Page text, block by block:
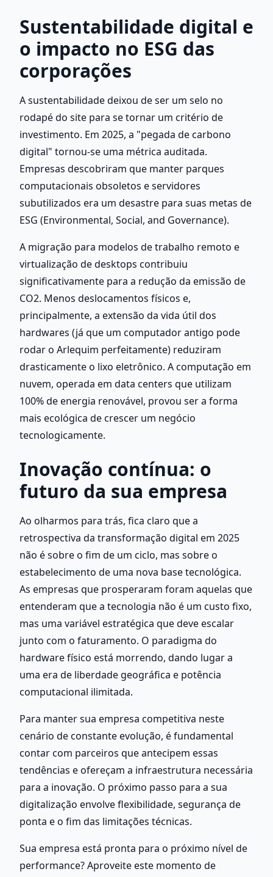
Sustentabilidade digital e
o impacto no ESG das
corporações
A sustentabilidade deixou de ser um selo no
rodapé do site para se tornar um critério de
investimento. Em 2025, a "pegada de carbono
digital" tornou-se uma métrica auditada.
Empresas descobriram que manter parques
computacionais obsoletos e servidores
subutilizados era um desastre para suas metas de
ESG (Environmental, Social, and Governance).
A migração para modelos de trabalho remoto e
virtualização de desktops contribuiu
significativamente para a redução da emissão de
CO2. Menos deslocamentos físicos e,
principalmente, a extensão da vida útil dos
hardwares (já que um computador antigo pode
rodar o Arlequim perfeitamente) reduziram
drasticamente o lixo eletrônico. A computação em
nuvem, operada em data centers que utilizam
100% de energia renovável, provou ser a forma
mais ecológica de crescer um negócio
tecnologicamente.
Inovação contínua: o
futuro da sua empresa
Ao olharmos para trás, fica claro que a
retrospectiva da transformação digital em 2025
não é sobre o fim de um ciclo, mas sobre o
estabelecimento de uma nova base tecnológica.
As empresas que prosperaram foram aquelas que
entenderam que a tecnologia não é um custo fixo,
mas uma variável estratégica que deve escalar
junto com o faturamento. O paradigma do
hardware físico está morrendo, dando lugar a
uma era de liberdade geográfica e potência
computacional ilimitada.
Para manter sua empresa competitiva neste
cenário de constante evolução, é fundamental
contar com parceiros que antecipem essas
tendências e ofereçam a infraestrutura necessária
para a inovação. O próximo passo para a sua
digitalização envolve flexibilidade, segurança de
ponta e o fim das limitações técnicas.
Sua empresa está pronta para o próximo nível de
performance? Aproveite este momento de